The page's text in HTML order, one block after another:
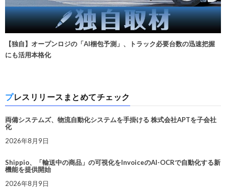
【独自】オープンロジの「AI梱包予測」、トラック必要台数の迅速把握
にも活用本格化
プレスリリースまとめてチェック
両備システムズ、物流自動化システムを手掛ける 株式会社APTを子会社
化
2026年8月9日
Shippio、「輸送中の商品」の可視化をInvoiceのAI-OCRで自動化する新
機能を提供開始
2026年8月9日